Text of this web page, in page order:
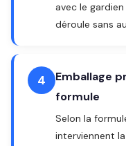
avec le
déroule sans
4
Emballage
formule
Selon la
interviennent